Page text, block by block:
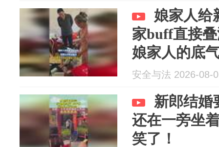
娘家人给
家buff直接
娘家人的底
安全与法 2026-08-
新郎结婚
还在一旁坐
笑了！